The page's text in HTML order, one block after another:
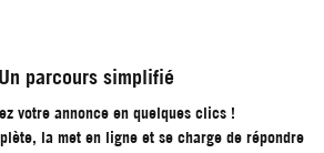
Un parcours simplifié
votre annonce en quelques clics !
la met en ligne et se charge de répondre